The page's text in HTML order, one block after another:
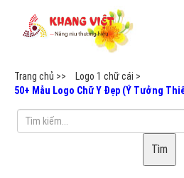
Trang chủ >>
Logo 1 chữ cái >
50+ Mẫu Logo Chữ Y Đẹp (Ý Tưởng
Tìm